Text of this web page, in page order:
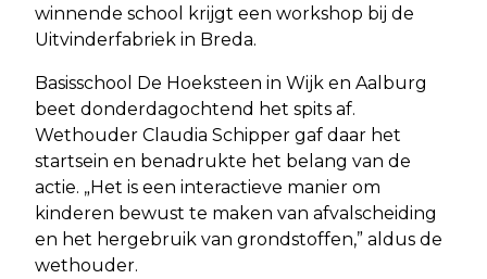
winnende school krijgt een workshop bij de
Uitvinderfabriek in Breda.
Basisschool De Hoeksteen in Wijk en Aalburg
beet donderdagochtend het spits af.
Wethouder Claudia Schipper gaf daar het
startsein en benadrukte het belang van de
actie. „Het is een interactieve manier om
kinderen bewust te maken van afvalscheiding
en het hergebruik van grondstoffen,” aldus de
wethouder.